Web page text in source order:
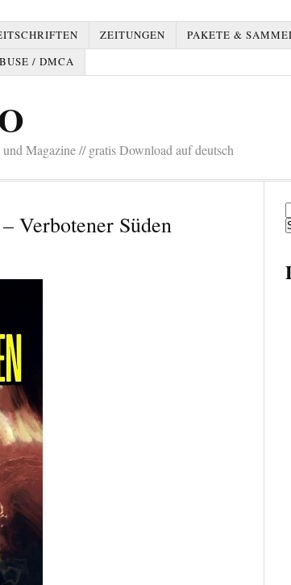
ZEITUNGEN PAKETE &
/ DMCA
Magazine // gratis Download auf deutsch
Verbotener Süden